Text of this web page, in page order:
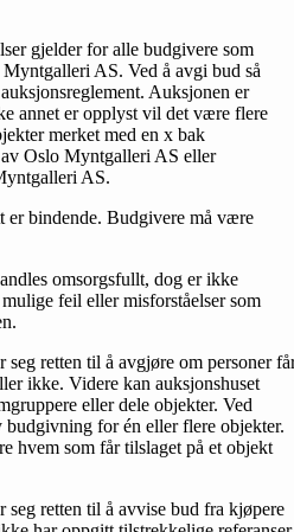
gjelder for alle budgivere som
AS. Ved å avgi bud så
Auksjonen er
annet er opplyst vil det være flere
merket med en x bak
Oslo Myntgalleri AS eller
AS.
er bindende. Budgivere må være
omsorgsfullt, dog er ikke
feil eller misforståelser som
seg retten til å avgjøre om personer
ikke. Videre kan auksjonshuset
eller dele objekter. Ved
for én eller flere objekter.
hvem som får tilslaget på et objekt
seg retten til å avvise bud fra kjøpere